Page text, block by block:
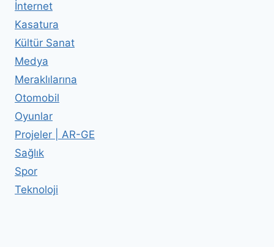
İnternet
Kasatura
Kültür Sanat
Medya
Meraklılarına
Otomobil
Oyunlar
Projeler | AR-GE
Sağlık
Spor
Teknoloji